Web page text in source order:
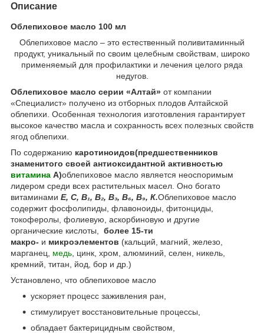
Описание
Облепиховое масло 100 мл
Облепиховое масло – это естественный поливитаминный
продукт, уникальный по своим целебным свойствам, широко
применяемый для профилактики и лечения целого ряда
недугов.
Облепиховое масло серии «Алтай» от компании
«Специалист» получено из отборных плодов Алтайской
облепихи. Особенная технология изготовления гарантирует
высокое качество масла и сохранность всех полезных свойств
ягод облепихи.
По содержанию каротиноидов(предшественников
знаменитого своей антиоксидантной активностью
витамина А)облепиховое масло является неоспоримым
лидером среди всех растительных масел. Оно богато
витаминами Е, С, В₁, В₂, B₃, В₆, B₉, К.Облепиховое масло
содержит фосфолипиды, флавоноиды, фитонциды,
токоферолы, фолиевую, аскорбиновую и другие
органические кислоты, более 15-ти
макро- и микроэлементов (кальций, магний, железо,
марганец, медь , цинк, хром, алюминий, селен, никель,
кремний, титан, йод, бор и др.)
Установлено, что облепиховое масло
ускоряет процесс заживления ран,
стимулирует восстановительные процессы,
обладает бактерицидным свойством,